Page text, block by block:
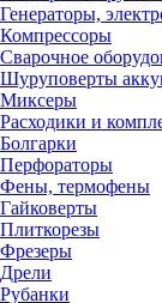
Генераторы,
Компрессоры
Сварочное
Шуруповерты
Миксеры
Расходики и
Болгарки
Перфораторы
Фены, термофены
Гайковерты
Плиткорезы
Фрезеры
Дрели
Рубанки